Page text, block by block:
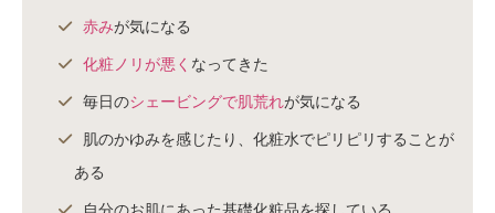
赤みが気になる
化粧ノリが悪く なってきた
毎日のシェービングで肌荒れが気になる
肌のかゆみを感じたり、化粧水でピリピリすることが
ある